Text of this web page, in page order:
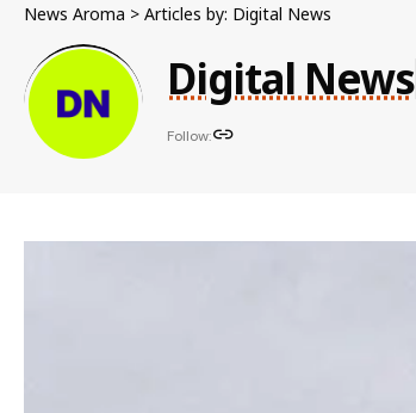
News Aroma > Articles by: Digital News
Digital News
Follow: